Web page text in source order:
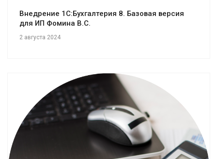
Внедрение 1С:Бухгалтерия 8. Базовая версия
для ИП Фомина В.С.
2 августа 2024